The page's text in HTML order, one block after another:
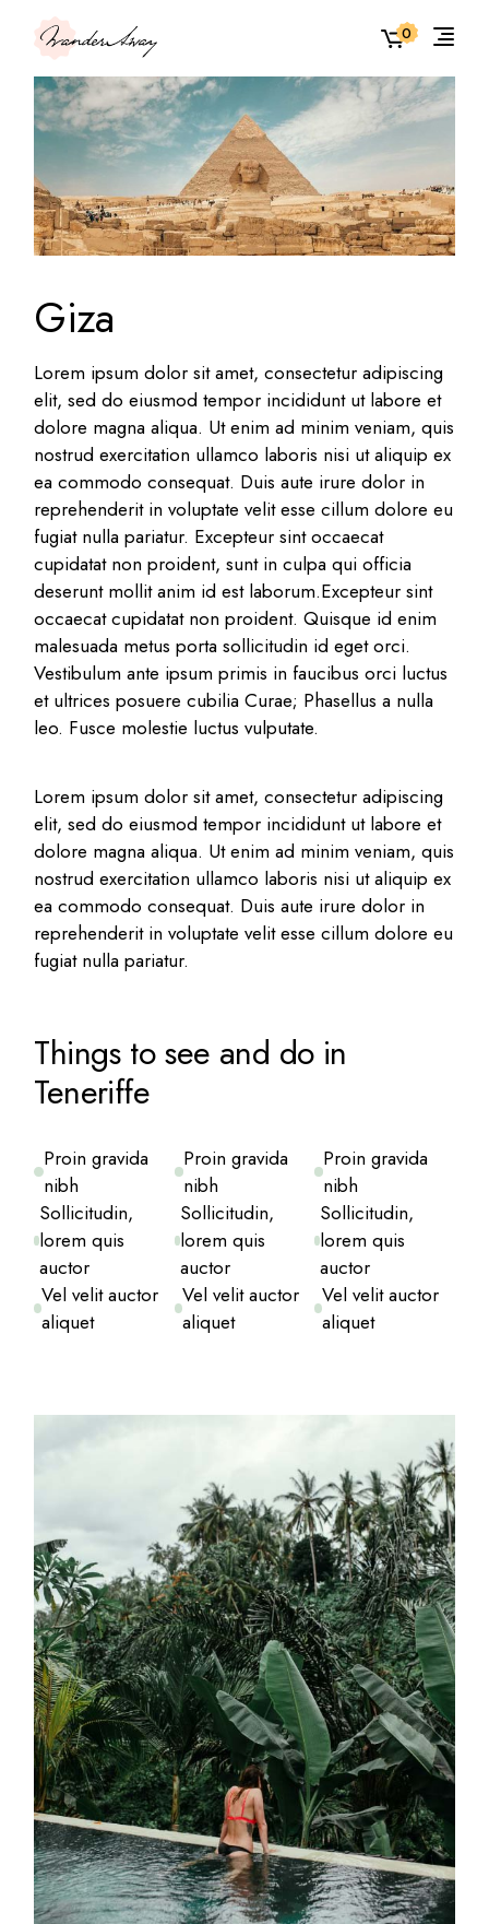
0
Giza
Lorem ipsum dolor sit amet, consectetur adipiscing
elit, sed do eiusmod tempor incididunt ut labore et
dolore magna aliqua. Ut enim ad minim veniam, quis
nostrud exercitation ullamco laboris nisi ut aliquip ex
ea commodo consequat. Duis aute irure dolor in
reprehenderit in voluptate velit esse cillum dolore eu
fugiat nulla pariatur. Excepteur sint occaecat
cupidatat non proident, sunt in culpa qui officia
deserunt mollit anim id est laborum.Excepteur sint
occaecat cupidatat non proident. Quisque id enim
malesuada metus porta sollicitudin id eget orci.
Vestibulum ante ipsum primis in faucibus orci luctus
et ultrices posuere cubilia Curae; Phasellus a nulla
leo. Fusce molestie luctus vulputate.
Lorem ipsum dolor sit amet, consectetur adipiscing
elit, sed do eiusmod tempor incididunt ut labore et
dolore magna aliqua. Ut enim ad minim veniam, quis
nostrud exercitation ullamco laboris nisi ut aliquip ex
ea commodo consequat. Duis aute irure dolor in
reprehenderit in voluptate velit esse cillum dolore eu
fugiat nulla pariatur.
Things to see and do in
Teneriffe
Proin gravida
nibh
Sollicitudin,
lorem quis
auctor
Vel velit auctor
aliquet
Proin gravida
nibh
Sollicitudin,
lorem quis
auctor
Vel velit auctor
aliquet
Proin gravida
nibh
Sollicitudin,
lorem quis
auctor
Vel velit auctor
aliquet